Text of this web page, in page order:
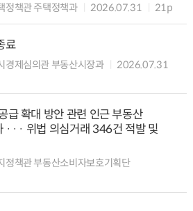
정책관 주택정책과 2026.07.31 21p
료
경제심의관 부동산시장과
2026.07.31
급 확대 방안 관련 인근 부동산
··· 위법 의심거래 346건 적발 및
정책관 부동산소비자보호기획단